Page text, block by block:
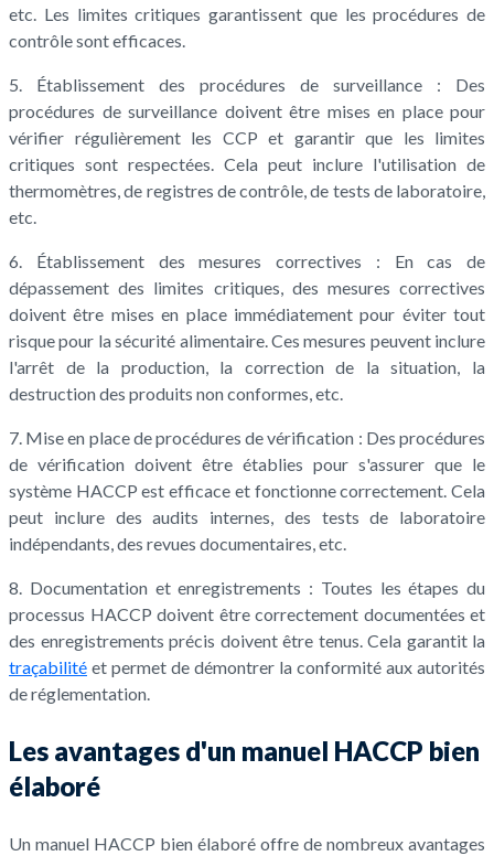
etc. Les limites critiques garantissent que les procédures de
contrôle sont efficaces.
5. Établissement des procédures de surveillance : Des
procédures de surveillance doivent être mises en place pour
vérifier régulièrement les CCP et garantir que les limites
critiques sont respectées. Cela peut inclure l'utilisation de
thermomètres, de registres de contrôle, de tests de laboratoire,
etc.
6. Établissement des mesures correctives : En cas de
dépassement des limites critiques, des mesures correctives
doivent être mises en place immédiatement pour éviter tout
risque pour la sécurité alimentaire. Ces mesures peuvent inclure
l'arrêt de la production, la correction de la situation, la
destruction des produits non conformes, etc.
7. Mise en place de procédures de vérification : Des procédures
de vérification doivent être établies pour s'assurer que le
système HACCP est efficace et fonctionne correctement. Cela
peut inclure des audits internes, des tests de laboratoire
indépendants, des revues documentaires, etc.
8. Documentation et enregistrements : Toutes les étapes du
processus HACCP doivent être correctement documentées et
des enregistrements précis doivent être tenus. Cela garantit la
traçabilité et permet de démontrer la conformité aux autorités
de réglementation.
Les avantages d'un manuel HACCP bien
élaboré
Un manuel HACCP bien élaboré offre de nombreux avantages